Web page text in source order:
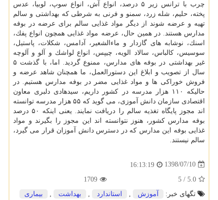
چرب با ترانس زیر ۵ درصد، انواع آش، انواع سوپ، لوبیا، عدس
پخته، حلیم، شله زرد، سمنو و فرنی به شرطی كه بهداشتی و سالم
تهیه و عرضه شوند از دیگر مواد غذایی سالم برای عرضه در بوفه
مدارس هستند. در همین حال، عرضه مواد غذایی همچون انواع پفك،
اسنك، نوشابه های گازدار و ماءالشعیر، آدامس، شكلات، پاستیل،
سوسیس، كالباس، سالاد الویه، چیپس، انواع لواشك و آلو و آلوچه
غیر بهداشتی در بوفه های مدارس، ممنوع گردید. اما، با گذشت ۵
سال از تصویب و ابلاغ این دستورالعمل، ما همچنان شاهد عرضه و
فروش خوراكی ها و مواد غذایی مضر در بوفه مدارس هستیم. در
حالیكه ۱۱۰ هزار مدرسه در كشور داریم، سیدهادی دلبری معاون
اقتصادی سازمان دانش آموزی، می گوید كه ۵۵ هزار مدرسه توانسته
اند مجوز پایگاه تغذیه سالم را دریافت نمایند. یعنی اینكه ۵۰ درصد
بوفه مدارس كشور، هنوز نتوانسته اند این مجوز را بگیرند و مواد
غذایی بوفه این مدارس كه در دسترس دانش آموزان قرار می گیرد،
سالم نیستند.
1398/07/10
16:13:19
5.0
/
5
1709
تگهای خبر:
آموزش استاندارد بهداشت بیماری